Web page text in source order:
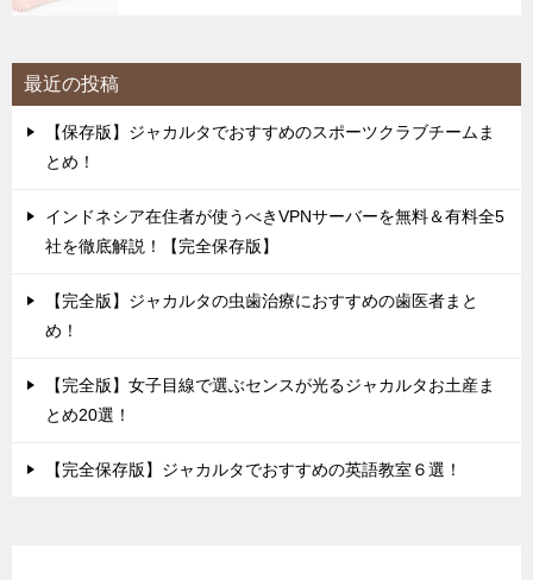
最近の投稿
【保存版】ジャカルタでおすすめのスポーツクラブチームま
とめ！
インドネシア在住者が使うべきVPNサーバーを無料＆有料全5
社を徹底解説！【完全保存版】
【完全版】ジャカルタの虫歯治療におすすめの歯医者まと
め！
【完全版】女子目線で選ぶセンスが光るジャカルタお土産ま
とめ20選！
【完全保存版】ジャカルタでおすすめの英語教室６選！